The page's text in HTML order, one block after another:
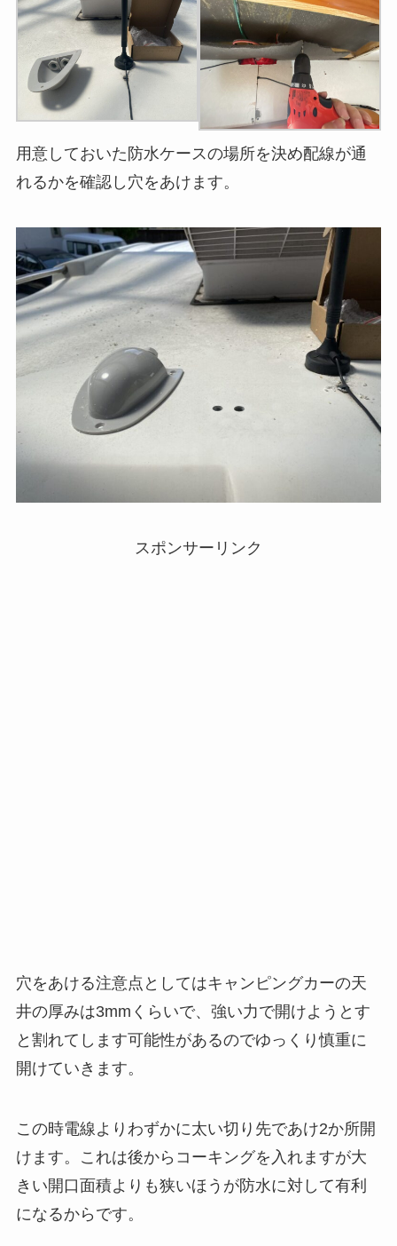
用意しておいた防水ケースの場所を決め配線が通
れるかを確認し穴をあけます。
スポンサーリンク
穴をあける注意点としてはキャンピングカーの天
井の厚みは3mmくらいで、強い力で開けようとす
と割れてします可能性があるのでゆっくり慎重に
開けていきます。
この時電線よりわずかに太い切り先であけ2か所開
けます。これは後からコーキングを入れますが大
きい開口面積よりも狭いほうが防水に対して有利
になるからです。